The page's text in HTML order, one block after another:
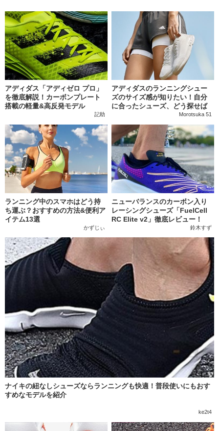
アディダス「アディゼロ プロ」
を徹底解説！カーボンプレート
搭載の軽量&高反発モデル
記助
アディダスのランニングシュー
ズのサイズ感が知りたい！自分
に合ったシューズ、どう探せば
Morotsuka 51
ランニング中のスマホはどう持
ち運ぶ？おすすめの方法&便利ア
イテム13選
かずじぃ
ニューバランスのカーボン入り
レーシングシューズ「FuelCell
RC Elite v2」徹底レビュー！
鈴木すず
ナイキの紐なしシューズならランニングも快適！普段使いにもおす
すめなモデルを紹介
ke2t4